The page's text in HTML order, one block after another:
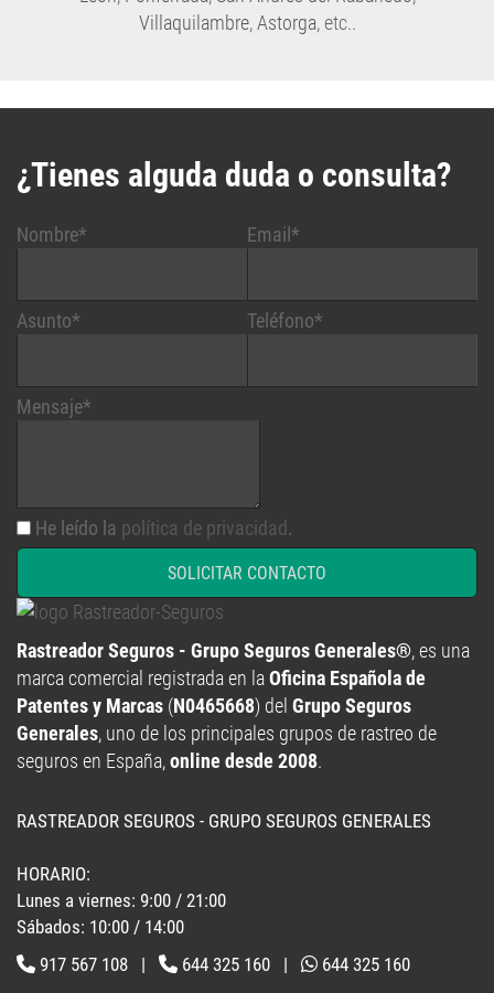
Nombre*
SOLICITAR CONTACTO
Rastreador Seguros - Grupo Seguros Generales®
marca comercial registrada en laOficina Española de
Patentes y Marcas(N0465668) delGrupo Seguros
Generales, uno de los principales grupos de rastreo de
seguros en España,online desde 2008.
Lunes a viernes: 9:00 / 21:00
Sábados: 10:00 / 14:00
917 567 108| 644 325 160